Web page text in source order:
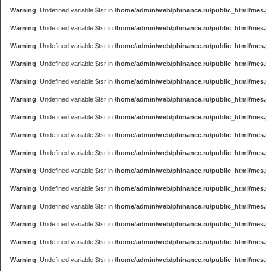
Warning: Undefined variable $tsr in /home/admin/web/phinance.ru/public_html/
Warning: Undefined variable $tsr in /home/admin/web/phinance.ru/public_html/
Warning: Undefined variable $tsr in /home/admin/web/phinance.ru/public_html/
Warning: Undefined variable $tsr in /home/admin/web/phinance.ru/public_html/
Warning: Undefined variable $tsr in /home/admin/web/phinance.ru/public_html/
Warning: Undefined variable $tsr in /home/admin/web/phinance.ru/public_html/
Warning: Undefined variable $tsr in /home/admin/web/phinance.ru/public_html/
Warning: Undefined variable $tsr in /home/admin/web/phinance.ru/public_html/
Warning: Undefined variable $tsr in /home/admin/web/phinance.ru/public_html/
Warning: Undefined variable $tsr in /home/admin/web/phinance.ru/public_html/
Warning: Undefined variable $tsr in /home/admin/web/phinance.ru/public_html/
Warning: Undefined variable $tsr in /home/admin/web/phinance.ru/public_html/
Warning: Undefined variable $tsr in /home/admin/web/phinance.ru/public_html/
Warning: Undefined variable $tsr in /home/admin/web/phinance.ru/public_html/
Warning: Undefined variable $tsr in /home/admin/web/phinance.ru/public_html/